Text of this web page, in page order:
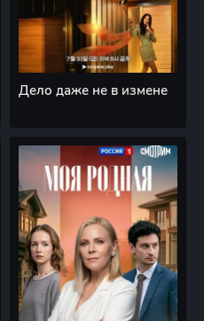
Дело даже не в измене